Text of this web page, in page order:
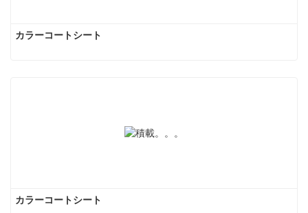
カラーコートシート
カラーコートシート